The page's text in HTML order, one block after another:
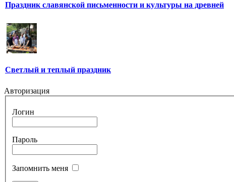
Праздник славянской письменности и культуры на древней
Светлый и теплый праздник
Авторизация
Логин
Пароль
Запомнить меня